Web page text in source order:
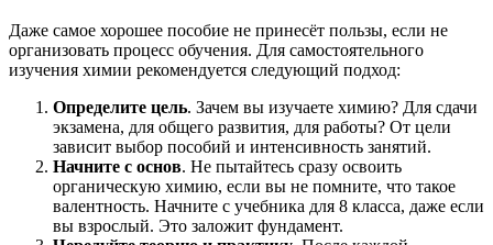
Даже самое хорошее пособие не принесёт пользы, если не
организовать процесс обучения. Для самостоятельного
изучения химии рекомендуется следующий подход:
Определите цель. Зачем вы изучаете химию? Для сдачи
экзамена, для общего развития, для работы? От цели
зависит выбор пособий и интенсивность занятий.
Начните с основ. Не пытайтесь сразу освоить
органическую химию, если вы не помните, что такое
валентность. Начните с учебника для 8 класса, даже если
вы взрослый. Это заложит фундамент.